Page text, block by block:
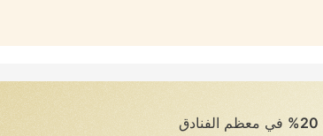
20% في معظم الفنادق